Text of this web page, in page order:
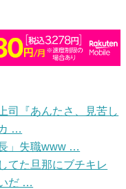
司『あんたさ、見苦し
…
」失職www …
てた旦那にブチキレ
だ …